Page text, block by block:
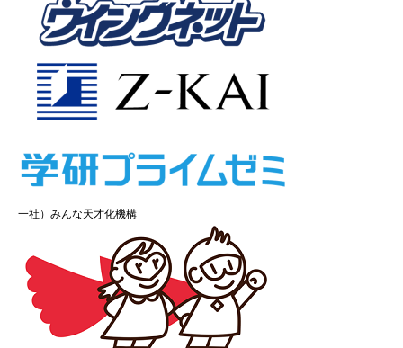
一社）みんな天才化機構